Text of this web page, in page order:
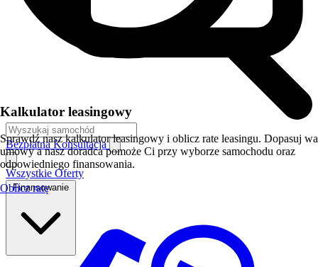
Bezpłatna Konsultacja
Wszystkie Oferty
Finansowanie
Kalkulator leasingowy
Sprawdź nasz kalkulator leasingowy i oblicz rate leasingu. Dopasuj
umowy a nasz doradca pomoże Ci przy wyborze samochodu oraz
odpowiedniego finansowania.
Oblicz ratę